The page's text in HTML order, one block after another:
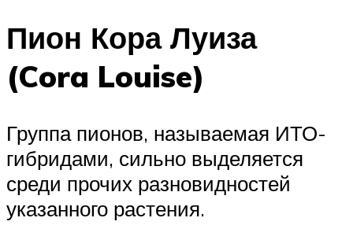
Пион Кора Луиза
(Cora Louise)
Группа пионов, называемая ИТО-
гибридами, сильно выделяется
среди прочих разновидностей
указанного растения.